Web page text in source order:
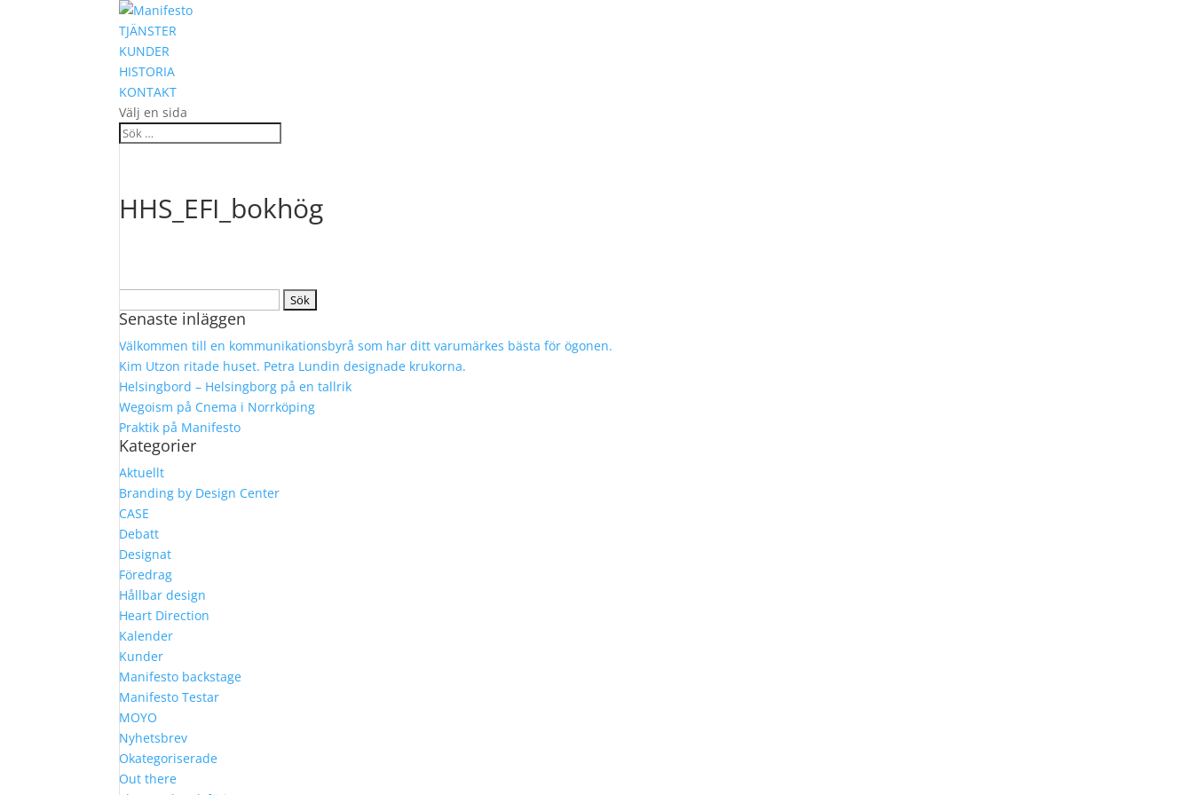
TJÄNSTER
KUNDER
HISTORIA
KONTAKT
Välj en sida
HHS_EFI_bokhög
efter:
Senaste inläggen
Välkommen till en kommunikationsbyrå som har ditt varumärkes bästa för ögonen.
Kim Utzon ritade huset. Petra Lundin designade krukorna.
Helsingbord – Helsingborg på en tallrik
Wegoism på Cnema i Norrköping
Praktik på Manifesto
Kategorier
Aktuellt
Branding by Design Center
CASE
Debatt
Designat
Föredrag
Hållbar design
Heart Direction
Kalender
Kunder
Manifesto backstage
Manifesto Testar
MOYO
Nyhetsbrev
Okategoriserade
Out there